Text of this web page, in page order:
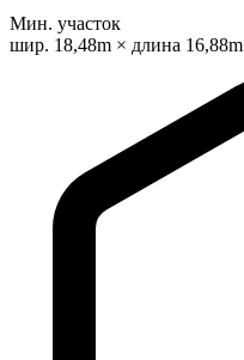
Мин. участок
шир. 18,48m × длина 16,88m